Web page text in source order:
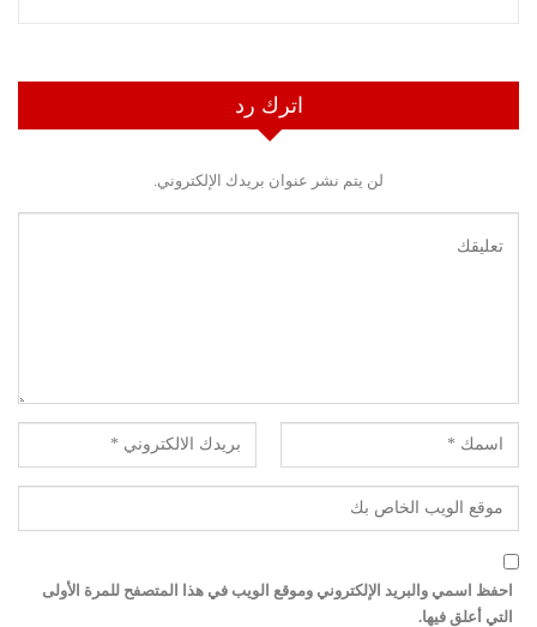
اترك رد
لن يتم نشر عنوان بريدك الإلكتروني.
احفظ اسمي والبريد الإلكتروني وموقع الويب في هذا المتصفح للمرة الأولى
التي أعلق فيها.